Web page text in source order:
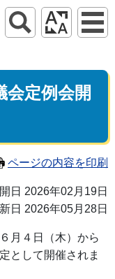
会定例会開
ページの内容を印刷
日 2026年02月19日
日 2026年05月28日
月４日（木）から
として開催されま